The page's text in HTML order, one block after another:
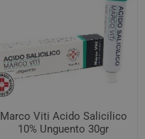
Marco Viti Acido Salicilico
10% Unguento 30gr